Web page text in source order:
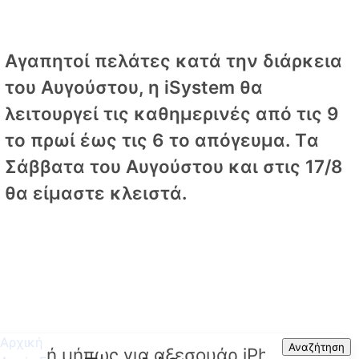
Αγαπητοί πελάτες κατά την διάρκεια
του Αυγούστου, η iSystem θα
λειτουργεί τις καθημερινές από τις 9
το πρωί έως τις 6 το απόγευμα. Tα
Σάββατα του Αυγούστου και στις 17/8
θα είμαστε κλειστά.
Αναζήτηση
Αρχική